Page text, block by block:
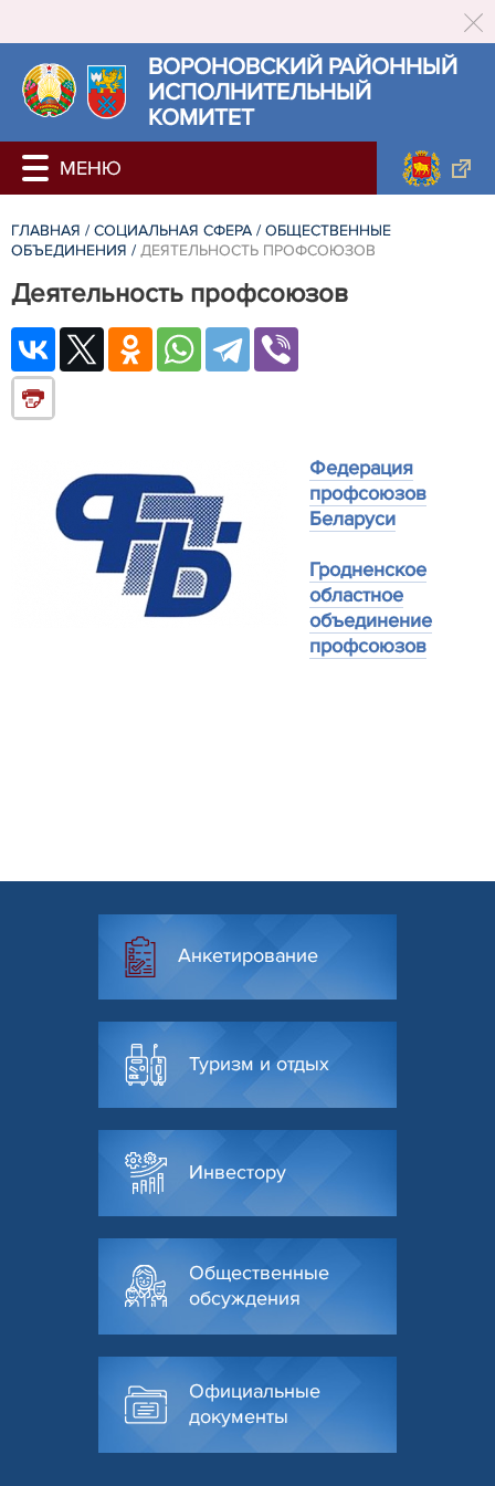
ВОРОНОВСКИЙ РАЙОННЫЙ
ИСПОЛНИТЕЛЬНЫЙ
КОМИТЕТ
ГЛАВНАЯ / СОЦИАЛЬНАЯ СФЕРА / ОБЩЕСТВЕННЫЕ
ОБЪЕДИНЕНИЯ / ДЕЯТЕЛЬНОСТЬ ПРОФСОЮЗОВ
Деятельность профсоюзов
Федерация
профсоюзов
Беларуси
Гродненское
областное
объединение
профсоюзов
Анкетирование
Туризм и отдых
Инвестору
Общественные
обсуждения
Официальные
документы